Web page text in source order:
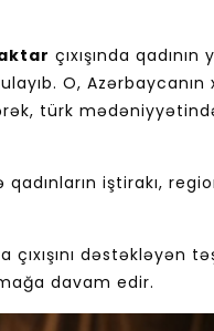
çıxışında
O, Azərbaycanın
türk
qadınların iştirakı,
dəstəkləyən
davam edir.